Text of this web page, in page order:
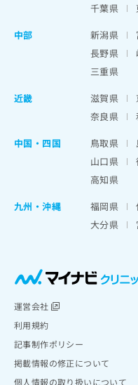
千葉県
中部
新潟県
長野県
三重県
近畿
滋賀県
奈良県
中国・四国
鳥取県
山口県
高知県
九州・沖縄
福岡県
大分県
運営会社
利用規約
記事制作ポリシー
掲載情報の修正について
個人情報の取り扱いについて